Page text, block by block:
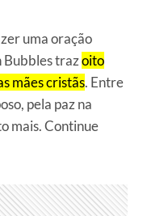
uma oração
Bubbles trazoito
mães cristãs. Entre
pela paz na
mais. Continue